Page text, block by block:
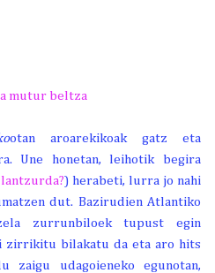
mutur beltza
otan aroarekikoak gatz eta
Une honetan, leihotik begira
) herabeti, lurra jo nahi
dut. Bazirudien Atlantiko
zurrunbiloek tupust egin
zirrikitu bilakatu da eta aro hits
zaigu udagoieneko egunotan,